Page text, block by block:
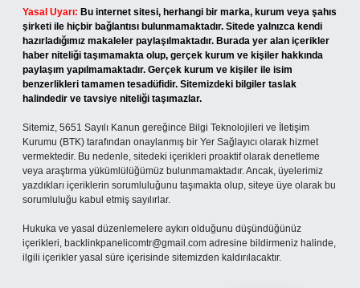
Yasal Uyarı: Bu internet sitesi, herhangi bir marka, kurum veya şahıs
şirketi ile hiçbir bağlantısı bulunmamaktadır. Sitede yalnızca kendi
hazırladığımız makaleler paylaşılmaktadır. Burada yer alan içerikler
haber niteliği taşımamakta olup, gerçek kurum ve kişiler hakkında
paylaşım yapılmamaktadır. Gerçek kurum ve kişiler ile isim
benzerlikleri tamamen tesadüfidir. Sitemizdeki bilgiler taslak
halindedir ve tavsiye niteliği taşımazlar.
Sitemiz, 5651 Sayılı Kanun gereğince Bilgi Teknolojileri ve İletişim
Kurumu (BTK) tarafından onaylanmış bir Yer Sağlayıcı olarak hizmet
vermektedir. Bu nedenle, sitedeki içerikleri proaktif olarak denetleme
veya araştırma yükümlülüğümüz bulunmamaktadır. Ancak, üyelerimiz
yazdıkları içeriklerin sorumluluğunu taşımakta olup, siteye üye olarak bu
sorumluluğu kabul etmiş sayılırlar.
Hukuka ve yasal düzenlemelere aykırı olduğunu düşündüğünüz
içerikleri, backlinkpanelicomtr@gmail.com adresine bildirmeniz halinde,
ilgili içerikler yasal süre içerisinde sitemizden kaldırılacaktır.